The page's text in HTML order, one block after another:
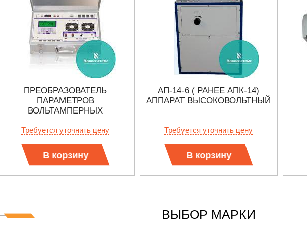
ПРЕОБРАЗОВАТЕЛЬ
ПАРАМЕТРОВ
ВОЛЬТАМПЕРНЫХ
ИЗМЕРИТЕЛЬНЫХ
ВАХ
Требуется уточнить цену
В корзину
АП-14-6 ( РАНЕЕ АПК-14)
АППАРАТ ВЫСОКОВОЛЬТНЫЙ
Требуется уточнить цену
В корзину
ВЫБОР МАРКИ